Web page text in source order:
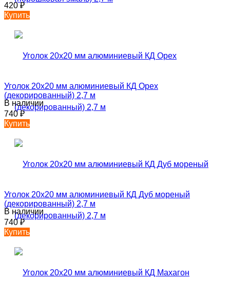
420₽
Купить
Уголок 20х20 мм алюминиевый КД Орех
(декорированный) 2,7 м
В наличии
740 ₽
Купить
Уголок 20х20 мм алюминиевый КД Дуб мореный
(декорированный) 2,7 м
В наличии
740 ₽
Купить